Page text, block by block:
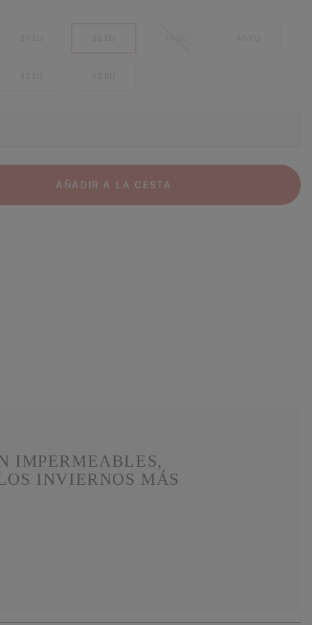
AÑADIR A LA CESTA
IMPERMEABLES,
INVIERNOS MÁS